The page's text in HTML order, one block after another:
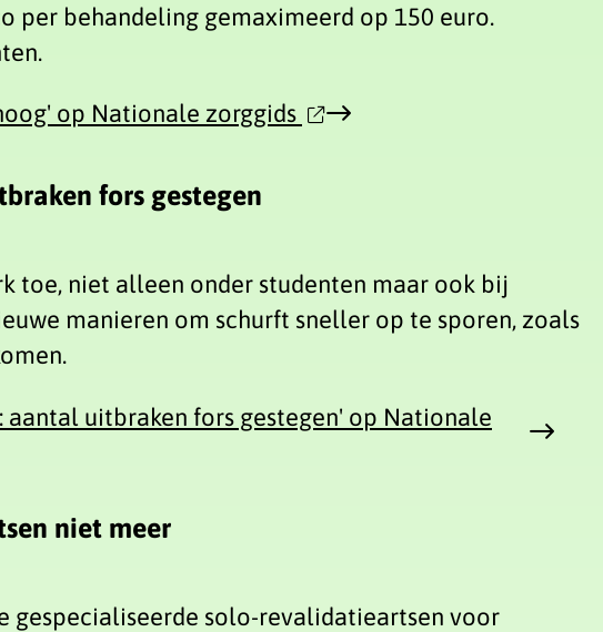
per behandeling gemaximeerd op 150 euro.
op Nationale zorggids
fors gestegen
toe, niet alleen onder studenten maar ook bij
manieren om schurft sneller op te sporen, zoals
aantal uitbraken fors gestegen' op Nationale
niet meer
gespecialiseerde solo-revalidatieartsen voor